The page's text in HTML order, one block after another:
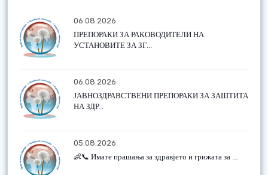
06.08.2026
ПРЕПОРАКИ ЗА РАКОВОДИТЕЛИ НА
УСТАНОВИТЕ ЗА ЗГ...
06.08.2026
ЈАВНОЗДРАВСТВЕНИ ПРЕПОРАКИ ЗА ЗАШТИТА
НА ЗДР...
05.08.2026
👶📞 Имате прашања за здравјето и грижата за ...